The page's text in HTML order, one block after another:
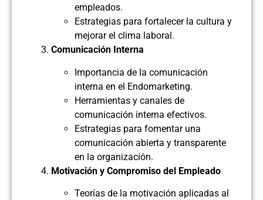
empleados.
Estrategias para fortalecer la cultura y
mejorar el clima laboral.
Comunicación Interna
Importancia de la comunicación
interna en el Endomarketing.
Herramientas y canales de
comunicación interna efectivos.
Estrategias para fomentar una
comunicación abierta y transparente
en la organización.
Motivación y Compromiso del Empleado
Teorías de la motivación aplicadas al